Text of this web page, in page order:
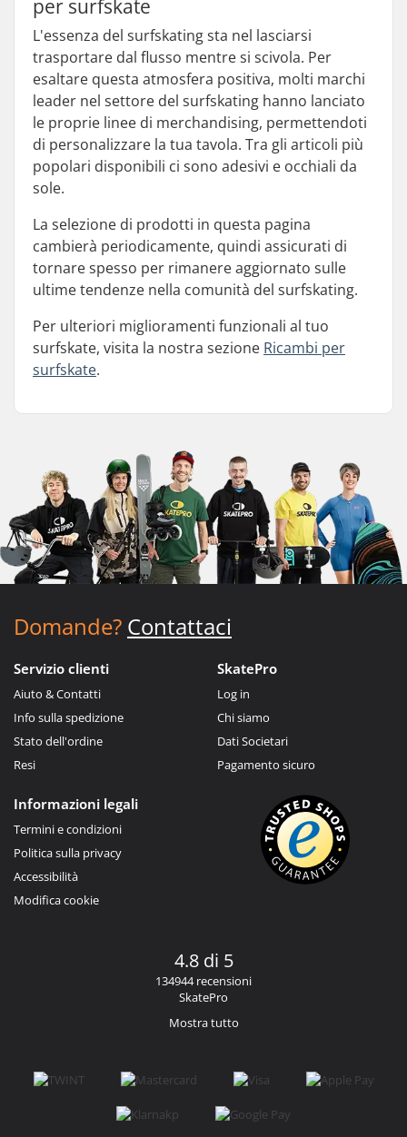
per surfskate
L'essenza del surfskating sta nel lasciarsi
trasportare dal flusso mentre si scivola. Per
esaltare questa atmosfera positiva, molti marchi
leader nel settore del surfskating hanno lanciato
le proprie linee di merchandising, permettendoti
di personalizzare la tua tavola. Tra gli articoli più
popolari disponibili ci sono adesivi e occhiali da
sole.
La selezione di prodotti in questa pagina
cambierà periodicamente, quindi assicurati di
tornare spesso per rimanere aggiornato sulle
ultime tendenze nella comunità del surfskating.
Per ulteriori miglioramenti funzionali al tuo
surfskate, visita la nostra sezione Ricambi per
surfskate.
Domande? Contattaci
Servizio clienti
Aiuto & Contatti
Info sulla spedizione
Stato dell'ordine
Resi
SkatePro
Log in
Chi siamo
Dati Societari
Pagamento sicuro
Informazioni legali
Termini e condizioni
Politica sulla privacy
Accessibilità
Modifica cookie
4.8 di 5
134944 recensioni
SkatePro
Mostra tutto